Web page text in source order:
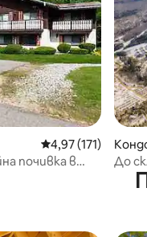
Средна оценка:
4,97 (171)
почивка в
До